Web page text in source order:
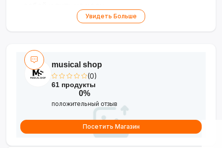
Безопасные материалы— нержавеющие
использование в любом месте
Увидеть Больше
musical shop
(0)
61 продукты
0%
положительный отзыв
Посетить Магазин